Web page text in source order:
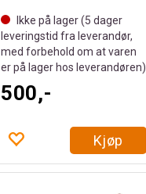
Ikke på lager (5 dager
leveringstid fra leverandør,
med forbehold om at varen
er på lager hos leverandøren)
500,-
Kjøp